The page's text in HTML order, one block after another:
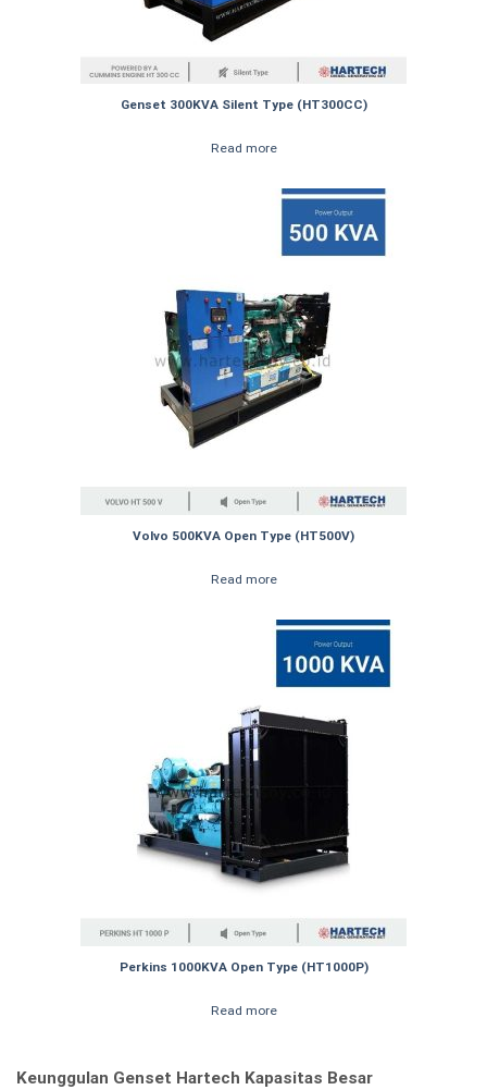
Genset 300KVA Silent Type (HT300CC)
Read more
Volvo 500KVA Open Type (HT500V)
Read more
Perkins 1000KVA Open Type (HT1000P)
Read more
Keunggulan Genset Hartech Kapasitas Besar